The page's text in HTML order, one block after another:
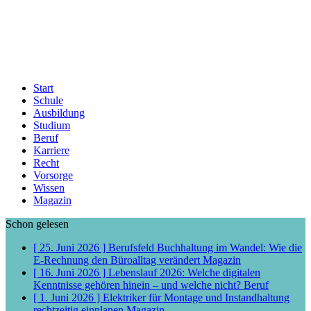
Start
Schule
Ausbildung
Studium
Beruf
Karriere
Recht
Vorsorge
Wissen
Magazin
Schon gelesen
[ 25. Juni 2026 ] Berufsfeld Buchhaltung im Wandel: Wie die
E-Rechnung den Büroalltag verändert Magazin
[ 16. Juni 2026 ] Lebenslauf 2026: Welche digitalen
Kenntnisse gehören hinein – und welche nicht? Beruf
[ 1. Juni 2026 ] Elektriker für Montage und Instandhaltung